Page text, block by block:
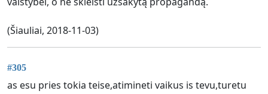
(Šiauliai, 2018-11-03)
#305
as esu pries tokia teise,atimineti vaikus is tevu,turetu